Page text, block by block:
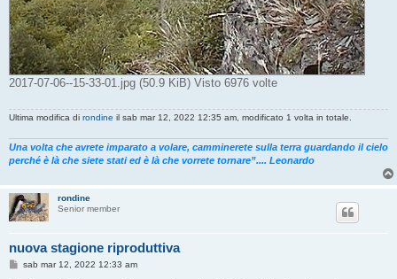
2017-07-06--15-33-01.jpg (50.9 KiB) Visto 6976 volte
Ultima modifica di rondine il sab mar 12, 2022 12:35 am, modificato 1 volta in totale.
Una volta che avrete imparato a volare, camminerete sulla terra guardando il cielo
perché è là che siete stati ed è là che vorrete tornare”.... Leonardo
rondine
Senior member
nuova stagione riproduttiva
Msab mar 12, 2022 12:33 am